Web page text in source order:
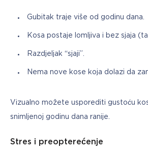
Gubitak traje više od godinu dana.
Kosa postaje lomljiva i bez sjaja
Razdjeljak “sjaji”.
Nema nove kose koja dolazi da
Vizualno možete usporediti gustoću
snimljenoj godinu dana ranije.
Stres i preopterećenje